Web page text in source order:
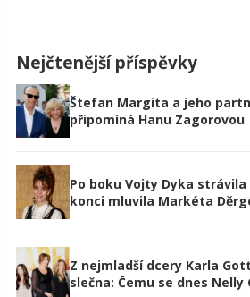
Nejčtenější příspěvky
Štefan Margita a jeho
připomíná Hanu Zagorovou
Po boku Vojty Dyka
konci mluvila Markéta
Z nejmladší dcery Karla
slečna: Čemu se dnes